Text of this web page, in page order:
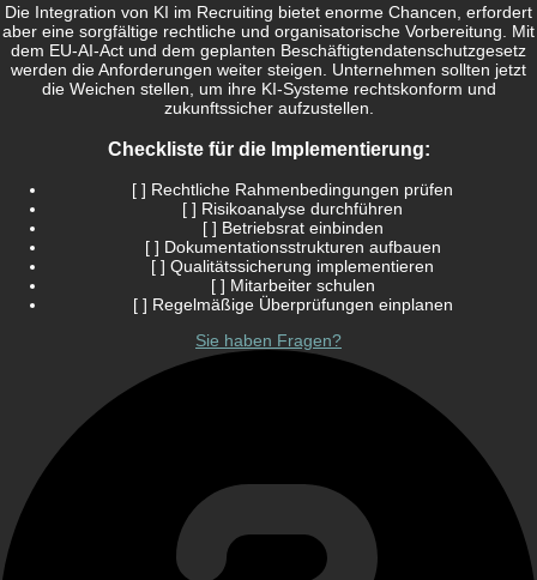
Die Integration von KI im Recruiting bietet enorme Chancen, erfordert
aber eine sorgfältige rechtliche und organisatorische Vorbereitung. Mit
dem EU-AI-Act und dem geplanten Beschäftigtendatenschutzgesetz
werden die Anforderungen weiter steigen. Unternehmen sollten jetzt
die Weichen stellen, um ihre KI-Systeme rechtskonform und
zukunftssicher aufzustellen.
Checkliste für die Implementierung:
[ ] Rechtliche Rahmenbedingungen prüfen
[ ] Risikoanalyse durchführen
[ ] Betriebsrat einbinden
[ ] Dokumentationsstrukturen aufbauen
[ ] Qualitätssicherung implementieren
[ ] Mitarbeiter schulen
[ ] Regelmäßige Überprüfungen einplanen
Sie haben Fragen?